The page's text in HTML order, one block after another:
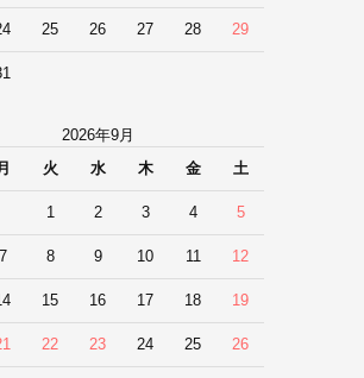
25 26 27 28 29
2026年9月
火 水 木 金 土
1 2 3 4 5
7 8 9 10 11 12
15 16 17 18 19
22 23 24 25 26